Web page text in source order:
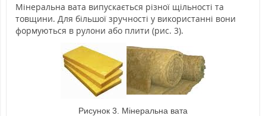
Мінеральна вата випускається різної щільності та
товщини. Для більшої зручності у використанні вони
формуються в рулони або плити (рис. 3).
Рисунок 3. Мінеральна вата